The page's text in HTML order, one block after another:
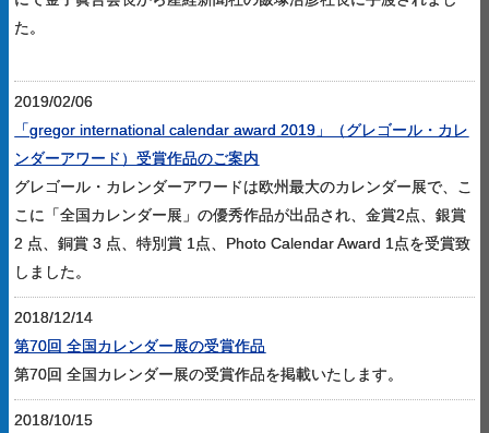
た。
2019/02/06
「gregor international calendar award 2019」（グレゴール・カレ
ンダーアワード）受賞作品のご案内
グレゴール・カレンダーアワードは欧州最大のカレンダー展で、こ
こに「全国カレンダー展」の優秀作品が出品され、金賞2点、銀賞
2 点、銅賞 3 点、特別賞 1点、Photo Calendar Award 1点を受賞致
しました。
2018/12/14
第70回 全国カレンダー展の受賞作品
第70回 全国カレンダー展の受賞作品を掲載いたします。
2018/10/15